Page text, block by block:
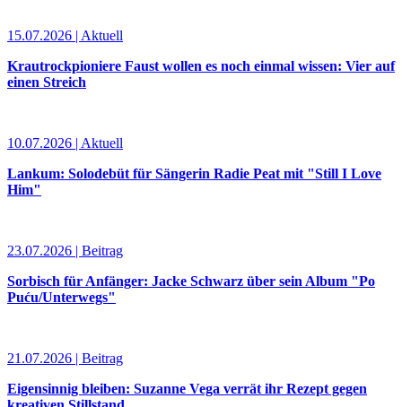
15.07.2026 | Aktuell
Krautrockpioniere Faust wollen es noch einmal wissen: Vier auf
einen Streich
10.07.2026 | Aktuell
Lankum: Solodebüt für Sängerin Radie Peat mit "Still I Love
Him"
23.07.2026 | Beitrag
Sorbisch für Anfänger: Jacke Schwarz über sein Album "Po
Puću/Unterwegs"
21.07.2026 | Beitrag
Eigensinnig bleiben: Suzanne Vega verrät ihr Rezept gegen